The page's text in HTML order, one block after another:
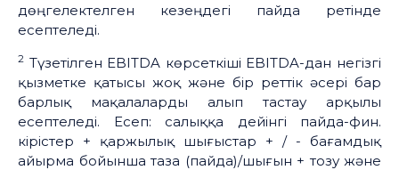
дөңгелектелген кезеңдегі пайда ретінде
есептеледі.
2 Түзетілген EBITDA көрсеткіші EBITDA-дан негізгі
қызметке қатысы жоқ және бір реттік әсері бар
барлық мақалаларды алып тастау арқылы
есептеледі. Есеп: салыққа дейінгі пайда-фин.
кірістер + қаржылық шығыстар + / - бағамдық
айырма бойынша таза (пайда)/шығын + тозу және